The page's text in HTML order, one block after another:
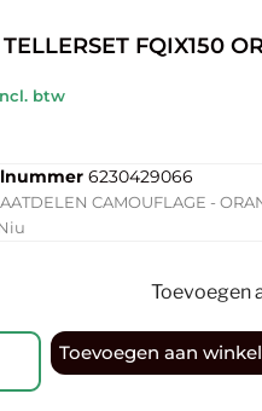
FQIX150
btw
6230429066
CAMOUFLAGE -
Toevoegen
Toevoegen aan